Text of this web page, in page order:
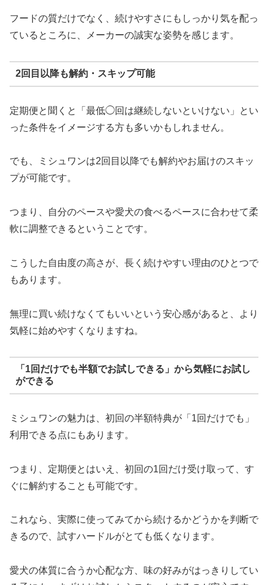
フードの質だけでなく、続けやすさにもしっかり気を配っ
ているところに、メーカーの誠実な姿勢を感じます。
2回目以降も解約・スキップ可能
定期便と聞くと「最低◯回は継続しないといけない」とい
った条件をイメージする方も多いかもしれません。
でも、ミシュワンは2回目以降でも解約やお届けのスキッ
プが可能です。
つまり、自分のペースや愛犬の食べるペースに合わせて柔
軟に調整できるということです。
こうした自由度の高さが、長く続けやすい理由のひとつで
もあります。
無理に買い続けなくてもいいという安心感があると、より
気軽に始めやすくなりますね。
「1回だけでも半額でお試しできる」から気軽にお試し
ができる
ミシュワンの魅力は、初回の半額特典が「1回だけでも」
利用できる点にもあります。
つまり、定期便とはいえ、初回の1回だけ受け取って、す
ぐに解約することも可能です。
これなら、実際に使ってみてから続けるかどうかを判断で
きるので、試すハードルがとても低くなります。
愛犬の体質に合うか心配な方、味の好みがはっきりしてい